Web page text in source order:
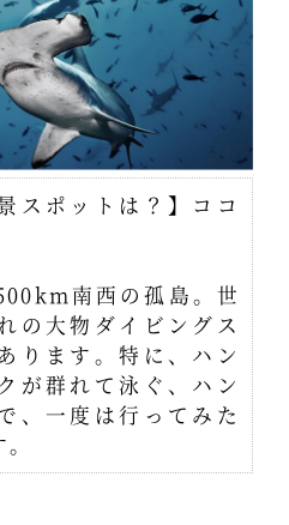
スポットは？】ココ
南西の孤島。世
の大物ダイビングス
ります。特に、ハン
が群れて泳ぐ、ハン
、一度は行ってみた